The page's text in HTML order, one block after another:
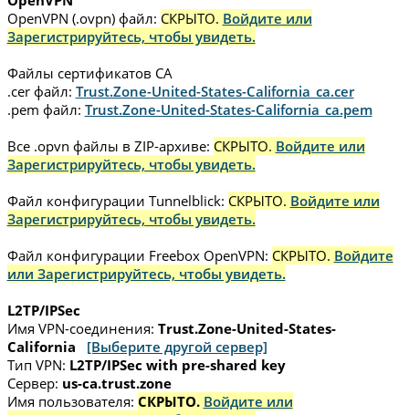
OpenVPN (.ovpn) файл: СКРЫТО. Войдите или
Зарегистрируйтесь, чтобы увидеть.
Файлы сертификатов CA
.cer файл: Trust.Zone-United-States-California_ca.cer
.pem файл: Trust.Zone-United-States-California_ca.pem
Все .opvn файлы в ZIP-архиве: СКРЫТО. Войдите или
Зарегистрируйтесь, чтобы увидеть.
Файл конфигурации Tunnelblick: СКРЫТО. Войдите или
Зарегистрируйтесь, чтобы увидеть.
Файл конфигурации Freebox OpenVPN: СКРЫТО. Войдите
или Зарегистрируйтесь, чтобы увидеть.
L2TP/IPSec
Имя VPN-соединения: Trust.Zone-United-States-
California
[Выберите другой сервер]
Тип VPN: L2TP/IPSec with pre-shared key
Сервер: us-ca.trust.zone
Имя пользователя: СКРЫТО. Войдите или